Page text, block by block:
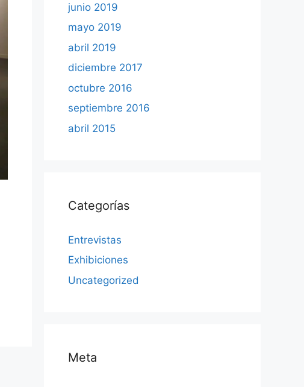
junio 2019
mayo 2019
abril 2019
diciembre 2017
octubre 2016
septiembre 2016
abril 2015
Categorías
Entrevistas
Exhibiciones
Uncategorized
Meta